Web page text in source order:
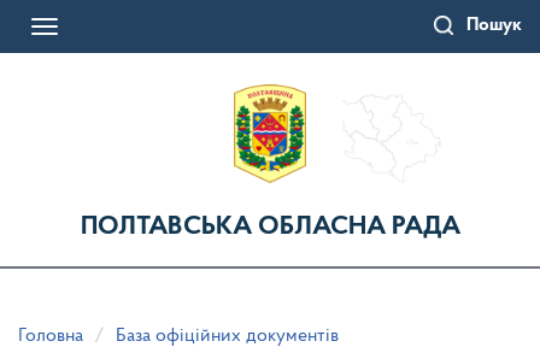
Пошук
Toggle
ПОЛТАВСЬКА ОБЛАСНА РАДА
Головна
База офіційних документів